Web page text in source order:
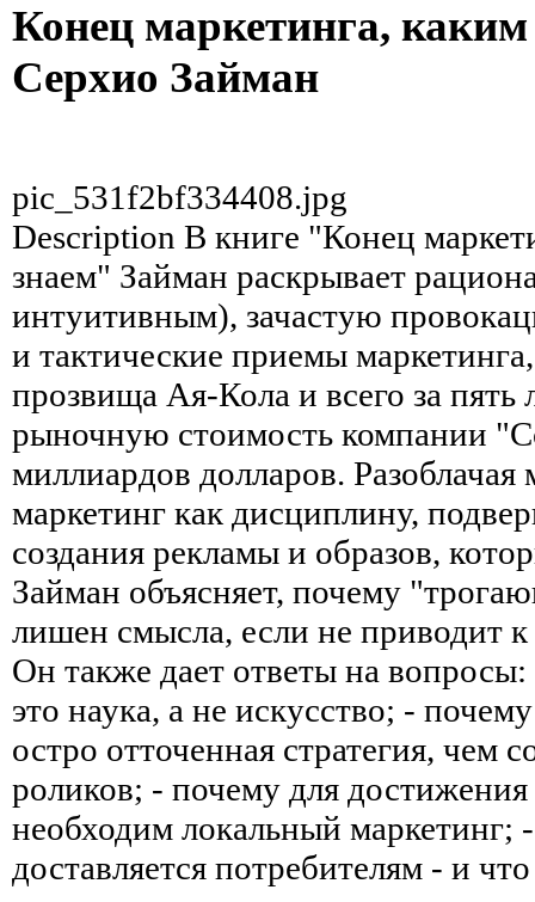
Конец маркетинга,
Серхио Займан
pic_531f2bf334408.jpg
Description В книге "Конец
знаем" Займан раскрывает
интуитивным), зачастую
и тактические приемы
прозвища Ая-Кола и всего за пять
рыночную стоимость компании
миллиардов долларов.
маркетинг как дисциплину,
создания рекламы и образов,
Займан объясняет, почему
лишен смысла, если не приводит
Он также дает ответы на
это наука, а не искусство; -
остро отточенная стратегия, чем
роликов; - почему для достижения
необходим локальный маркетинг;
доставляется потребителям - и